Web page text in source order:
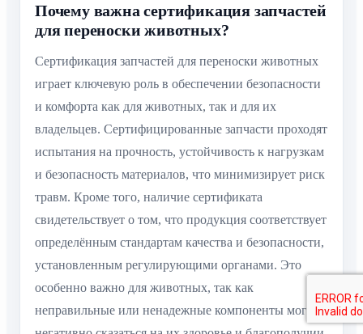
Почему важна сертификация запчастей
для переноски животных?
Сертификация запчастей для переноски животных
играет ключевую роль в обеспечении безопасности
и комфорта как для животных, так и для их
владельцев. Сертифицированные запчасти проходят
испытания на прочность, устойчивость к нагрузкам
и безопасность материалов, что минимизирует риск
травм. Кроме того, наличие сертификата
свидетельствует о том, что продукция соответствует
определённым стандартам качества и безопасности,
установленным регулирующими органами. Это
особенно важно для животных, так как
неправильные или ненадежные компоненты могут